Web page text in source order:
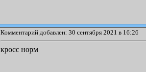
Комментарий добавлен: 30 сентября 2021 в 16:26
кросс норм